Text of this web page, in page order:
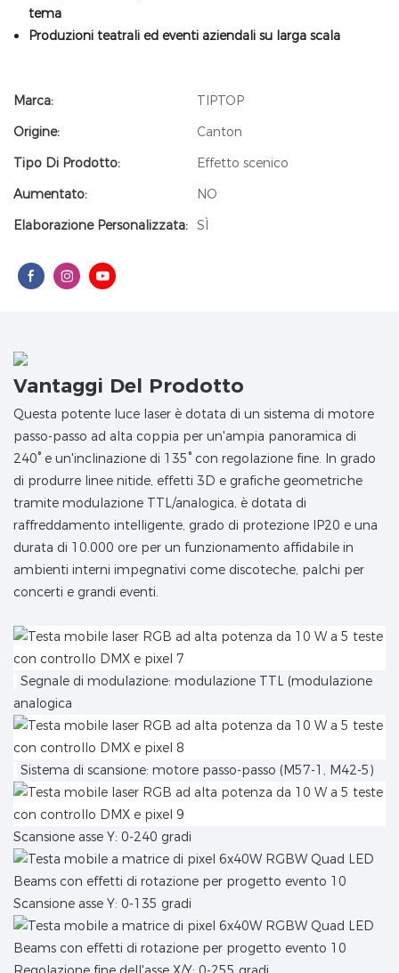
tema
Produzioni teatrali ed eventi aziendali su larga scala
Marca:
TIPTOP
Origine:
Canton
Tipo Di Prodotto:
Effetto scenico
Aumentato:
NO
Elaborazione Personalizzata: SÌ
Vantaggi Del Prodotto
Questa potente luce laser è dotata di un sistema di motore
passo-passo ad alta coppia per un'ampia panoramica di
240° e un'inclinazione di 135° con regolazione fine. In grado
di produrre linee nitide, effetti 3D e grafiche geometriche
tramite modulazione TTL/analogica, è dotata di
raffreddamento intelligente, grado di protezione IP20 e una
durata di 10.000 ore per un funzionamento affidabile in
ambienti interni impegnativi come discoteche, palchi per
concerti e grandi eventi.
Segnale di modulazione: modulazione TTL (modulazione
analogica
Sistema di scansione: motore passo-passo (M57-1, M42-5)
Scansione asse Y: 0-240 gradi
Scansione asse Y: 0-135 gradi